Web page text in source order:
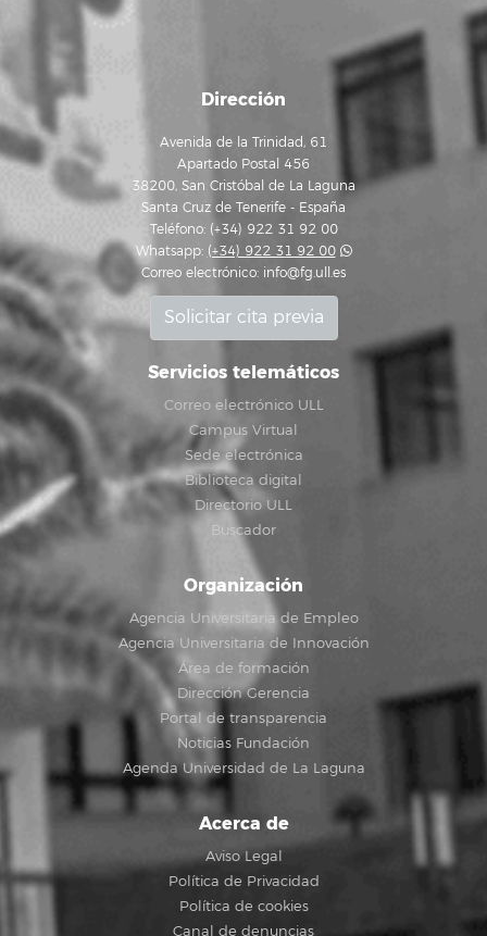
Dirección
Avenida de la Trinidad, 61
Apartado Postal 456
38200, San Cristóbal de La Laguna
Santa Cruz de Tenerife - España
Teléfono: (+34) 922 31 92 00
Whatsapp: (+34) 922 31 92 00
Correo electrónico: info@fg.ull.es
Solicitar cita previa
Servicios telemáticos
Correo electrónico ULL
Campus Virtual
Sede electrónica
Biblioteca digital
Directorio ULL
Buscador
Organización
Agencia Universitaria de Empleo
Agencia Universitaria de Innovación
Área de formación
Dirección Gerencia
Portal de transparencia
Noticias Fundación
Agenda Universidad de La Laguna
Acerca de
Aviso Legal
Política de Privacidad
Política de cookies
Canal de denuncias